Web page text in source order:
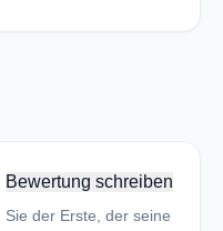
Bewertung schreiben
der Erste, der seine